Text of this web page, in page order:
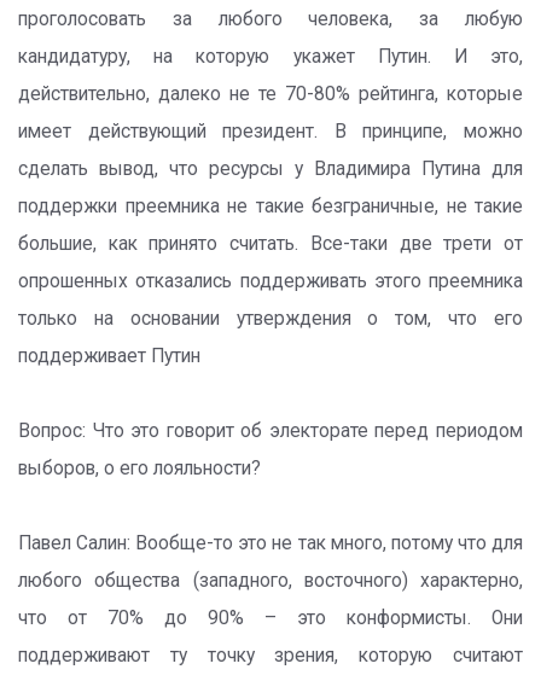
проголосовать за любого человека, за любую
кандидатуру, на которую укажет Путин. И это,
действительно, далеко не те 70-80% рейтинга, которые
имеет действующий президент. В принципе, можно
сделать вывод, что ресурсы у Владимира Путина для
поддержки преемника не такие безграничные, не такие
большие, как принято считать. Все-таки две трети от
опрошенных отказались поддерживать этого преемника
только на основании утверждения о том, что его
поддерживает Путин
Вопрос: Что это говорит об электорате перед периодом
выборов, о его лояльности?
Павел Салин: Вообще-то это не так много, потому что для
любого общества (западного, восточного) характерно,
что от 70% до 90% – это конформисты. Они
поддерживают ту точку зрения, которую считают